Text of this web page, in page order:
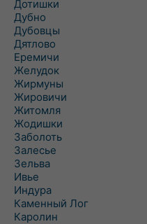
Дотишки
Дубно
Дубовцы
Дятлово
Еремичи
Желудок
Жирмуны
Жировичи
Житомля
Жодишки
Заболоть
Залесье
Зельва
Ивье
Индура
Каменный Лог
Каролин